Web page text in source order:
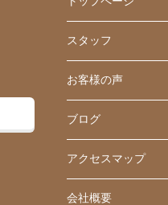
スタッフ
お客様の声
ブログ
アクセスマップ
会社概要